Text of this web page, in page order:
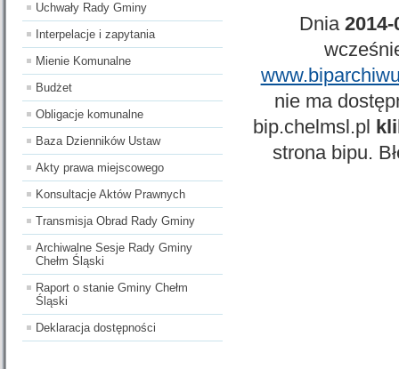
Uchwały Rady Gminy
Interpelacje i zapytania
Mienie Komunalne
Budżet
Obligacje komunalne
Baza Dzienników Ustaw
Akty prawa miejscowego
Konsultacje Aktów Prawnych
Transmisja Obrad Rady Gminy
Archiwalne Sesje Rady Gminy
Chełm Śląski
Raport o stanie Gminy Chełm
Śląski
Deklaracja dostępności
Dnia 2014-
nie ma
bip.chelmsl.pl
strona bipu.